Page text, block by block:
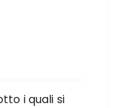
i quali si